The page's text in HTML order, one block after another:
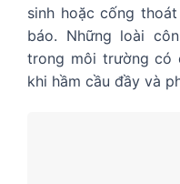
sinh hoặc cống
báo. Những loài
trong môi trường có
khi hầm cầu đầy và